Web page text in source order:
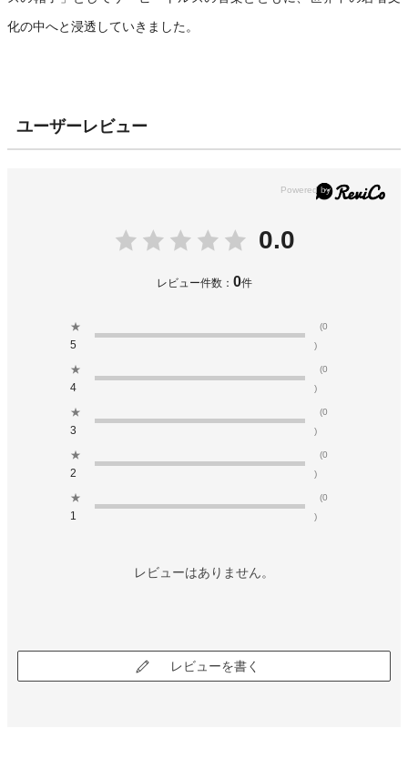
化の中へと浸透していきました。
ユーザーレビュー
0.0
レビュー件数： 0件
★
5
(0
)
★
4
(0
)
★
3
(0
)
★
2
(0
)
★
1
(0
)
レビューはありません。
レビューを書く